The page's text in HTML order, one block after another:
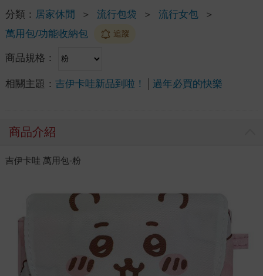
分類： 居家休閒 ＞ 流行包袋 ＞ 流行女包
＞
萬用包/功能收納包
追蹤
商品規格：
相關主題： 吉伊卡哇新品到啦！ 過年必買的快樂
商品介紹
吉伊卡哇 萬用包-粉